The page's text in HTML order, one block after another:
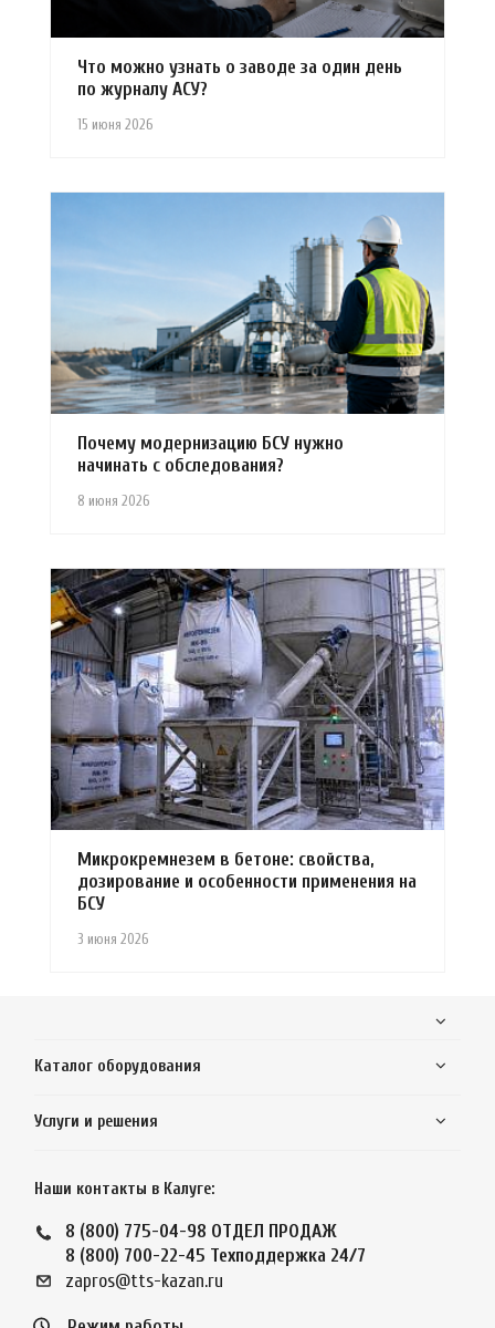
15 июня 2026
Что можно узнать о заводе за один день
по журналу АСУ?
8 июня 2026
Почему модернизацию БСУ нужно
начинать с обследования?
3 июня 2026
Микрокремнезем в бетоне: свойства,
дозирование и особенности применения на
БСУ
Каталог оборудования
Услуги и решения
Наши контакты в Калуге:
8 (800) 775-04-98 ОТДЕЛ ПРОДАЖ
8 (800) 700-22-45 Техподдержка 24/7
zapros@tts-kazan.ru